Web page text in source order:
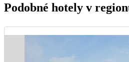
Podobné hotely v